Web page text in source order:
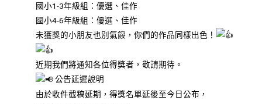
國小1-3年級組：優選、佳作
國小4-6年級組：優選、佳作
未獲獎的小朋友也別氣餒，你們的作品同樣出色！
近期我們將通知各位得獎者，敬請期待。
公告延遲說明
由於收件截稿延期，得獎名單延後至今日公布，